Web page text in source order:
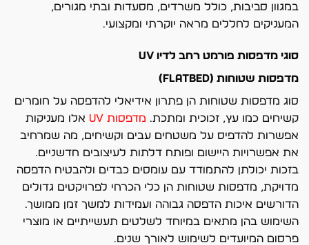
במגוון סביבות, כולל משרדים, מסעדות ובתי מגורים,
המעניקים לחללים מראה יוקרתי ומקצועי.
סוגי מדפסות פורמט רחב לדיו UV
מדפסות שטוחות (Flatbed)
סוג מדפסות שטוחות הן פתרון אידיאלי להדפסה על חומרים
קשיחים כמו עץ, זכוכית ומתכת. מדפסות uv
אלו מעניקות
אפשרות להדפיס על משטחים עבים וקשיחים, מה שמרחיב
את אפשרויות היישום ופותח דלתות לעיצובים חדשניים.
בזכות יכולתן להתמודד עם עומסים כבדים ולהבטיח הדפסה
מדויקת, מדפסות שטוחות הן כלי הכרחי לפרויקטים גדולים
הדורשים איכות הדפסה גבוהה ועמידות למשך זמן ממושך.
השימוש בהן מתאים במיוחד לשלטים תעשייתיים או מוצרי
פרסום המיועדים לשימוש לאורך שנים.